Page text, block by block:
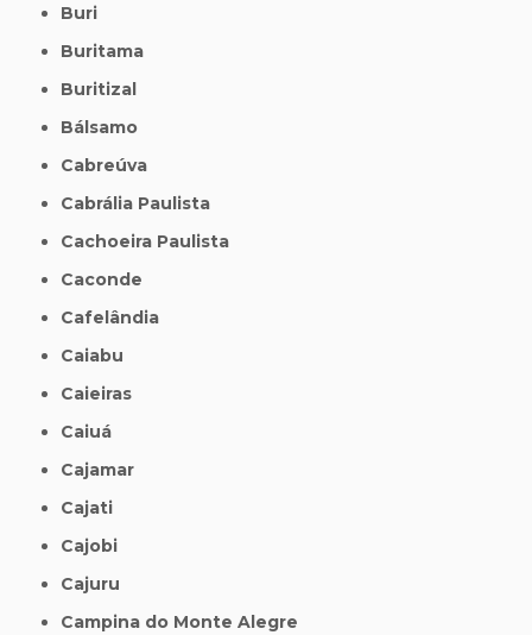
Buri
Buritama
Buritizal
Bálsamo
Cabreúva
Cabrália Paulista
Cachoeira Paulista
Caconde
Cafelândia
Caiabu
Caieiras
Caiuá
Cajamar
Cajati
Cajobi
Cajuru
Campina do Monte Alegre